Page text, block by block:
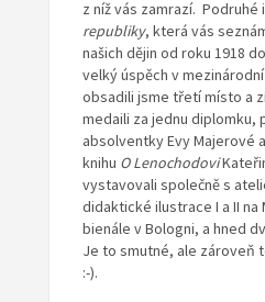
z níž vás zamrazí. Podruhé
republiky, která vás
našich dějin od roku 1918
velký úspěch v
obsadili jsme třetí místo a
medaili za jednu diplomku,
absolventky Evy Majerové
knihu O Lenochodovi
vystavovali společně s
didaktické ilustrace I a II na
bienále v Bologni, a hned
Je to smutné, ale zároveň
:-).